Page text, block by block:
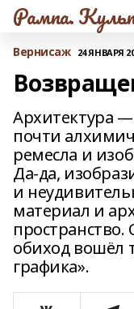
Рампа.
Вернисаж 24 ЯНВАРЯ
Архитектура
почти
ремесла и
Да-да,
и
материал и
пространство.
обиход вошёл
графика».